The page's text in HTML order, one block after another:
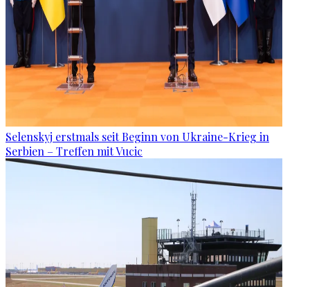
Selenskyj erstmals seit Beginn von Ukraine-Krieg in
Serbien – Treffen mit Vucic